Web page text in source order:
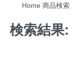
Home 商品検索
検索結果: